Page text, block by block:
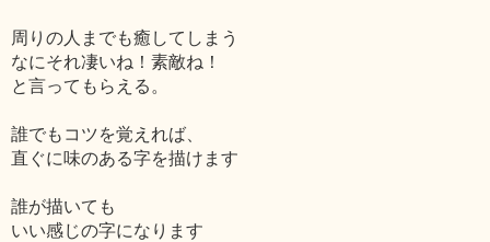
周りの人までも癒してしまう
なにそれ凄いね！素敵ね！
と言ってもらえる。
誰でもコツを覚えれば、
直ぐに味のある字を描けます
誰が描いても
いい感じの字になります